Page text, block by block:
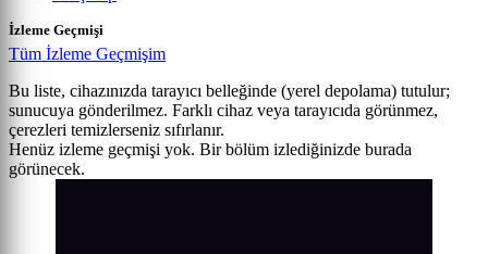
İzleme Geçmişi
Tüm İzleme Geçmişim
Bu liste, cihazınızda tarayıcı belleğinde (yerel depolama) tutulur;
sunucuya gönderilmez. Farklı cihaz veya tarayıcıda görünmez,
çerezleri temizlerseniz sıfırlanır.
Henüz izleme geçmişi yok. Bir bölüm izlediğinizde burada
görünecek.